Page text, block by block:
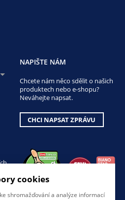
NAPIŠTE NÁM
Chcete nám něco sdělit o našich
produktech nebo e-shopu?
Neváhejte napsat.
CHCI NAPSAT ZPRÁVU
cookies
shromažďování a analýze informací